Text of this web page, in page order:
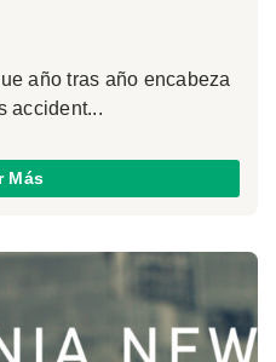
año tras año encabeza
accident...
Más